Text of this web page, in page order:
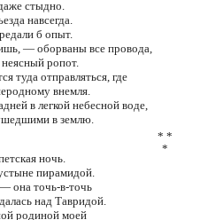
стыдно.
навсегда.
б опыт.
— оборваны все провода,
ропот.
туда отправляться, где
внемля.
в легкой небесной воде,
в землю.
* *
*
ночь.
пирамидой.
она точь-в-точь
над Тавридой.
родиной моей